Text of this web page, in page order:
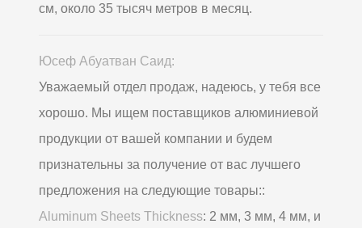
см, около 35 тысяч метров в месяц.
Юсеф Абуатван Саид:
Уважаемый отдел продаж, надеюсь, у тебя все
хорошо. Мы ищем поставщиков алюминиевой
продукции от вашей компании и будем
признательны за получение от вас лучшего
предложения на следующие товары::
Aluminum Sheets Thickness: 2 мм, 3 мм, 4 мм, и